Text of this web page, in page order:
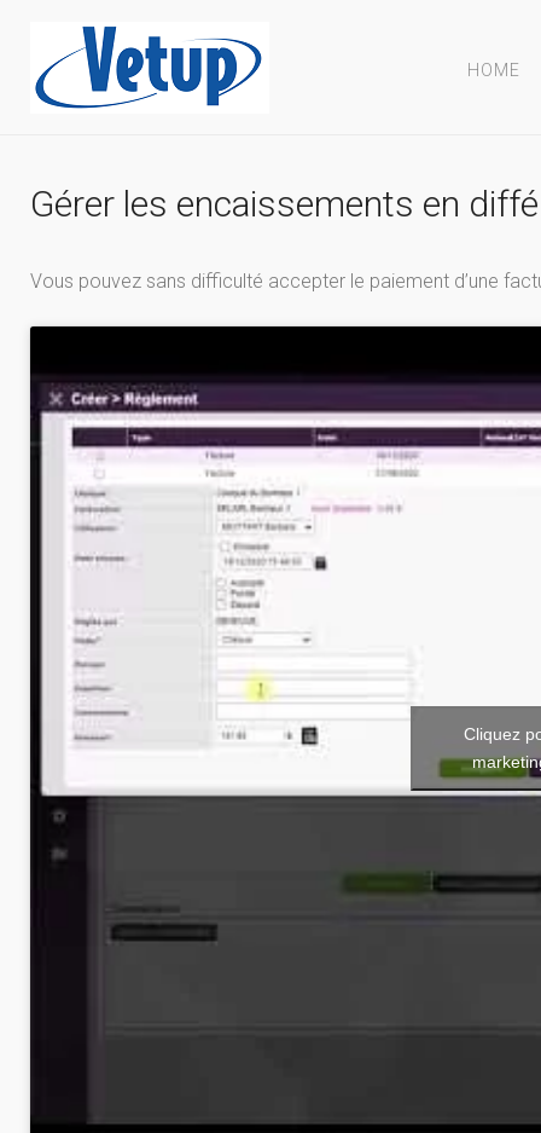
HOME
Gérer les encaissements en
Vous pouvez sans difficulté accepter le paiement d’une
Cliquez